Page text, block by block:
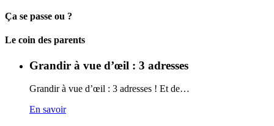
Ça se passe ou ?
Carto
Le coin des parents
Grandir à vue d’œil : 3 adresses
Grandir à vue d’œil : 3 adresses ! Et de…
En savoir